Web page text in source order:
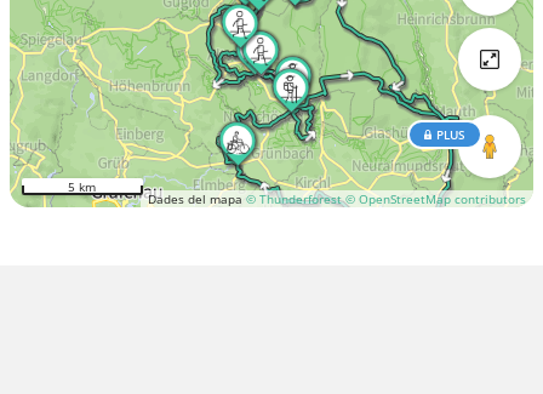
Dades del mapa © Thunderforest © OpenStreetMap contributors
PLUS
5 km